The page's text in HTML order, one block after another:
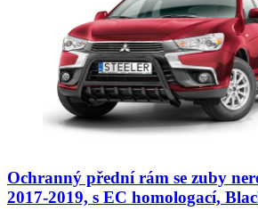
Ochranný přední rám se zuby
2017-2019, s EC homologací,